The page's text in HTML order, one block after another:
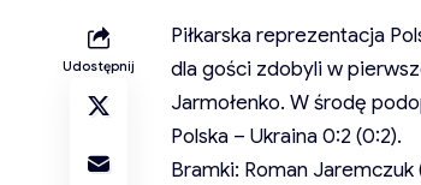
Udostępnij
Piłkarska reprezentacja
dla gości zdobyli w
Jarmołenko. W środę
Polska – Ukraina 0:2 (0:2).
Bramki: Roman